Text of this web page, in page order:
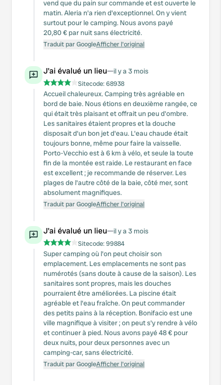
vend que du pain sur commande et est ouverte le
matin. Aleria n'a rien d'exceptionnel. On y vient
surtout pour le camping. Nous avons payé
20,80 € par nuit sans électricité.
Traduit par GoogleAfficher l'original
J'ai évalué un lieu—il y a 3 mois
Sitecode:68938
Accueil chaleureux. Camping très agréable en
bord de baie. Nous étions en deuxième rangée, ce
qui était très plaisant et offrait un peu d'ombre.
Les sanitaires étaient propres et la douche
disposait d'un bon jet d'eau. L'eau chaude était
toujours bonne, même pour faire la vaisselle.
Porto-Vecchio est à 6 km à vélo, et seule la toute
fin de la montée est raide. Le restaurant en face
est excellent ; je recommande de réserver. Les
plages de l'autre côté de la baie, côté mer, sont
absolument magnifiques.
Traduit par GoogleAfficher l'original
J'ai évalué un lieu—il y a 3 mois
Sitecode:99884
Super camping où l'on peut choisir son
emplacement. Les emplacements ne sont pas
numérotés (sans doute à cause de la saison). Les
sanitaires sont propres, mais les douches
pourraient être améliorées. La piscine était
agréable et l'eau fraîche. On peut commander
des petits pains à la réception. Bonifacio est une
ville magnifique à visiter ; on peut s'y rendre à vélo
et continuer à pied. Nous avons payé 48 € pour
deux nuits, pour deux personnes avec un
camping-car, sans électricité.
Traduit par GoogleAfficher l'original